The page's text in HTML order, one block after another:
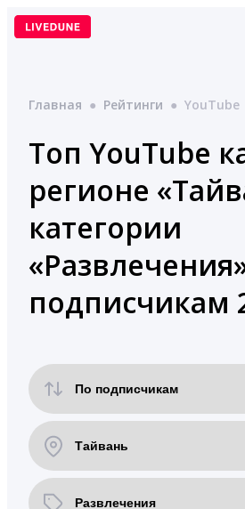
Перейти
Главная ● Рейтинги ● YouTube
Топ YouTube
регионе
категории
подписчикам